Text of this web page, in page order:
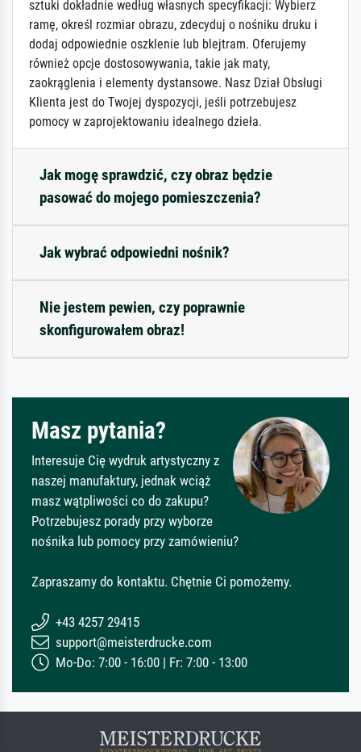
sztuki dokładnie według własnych specyfikacji: Wybierz
ramę, określ rozmiar obrazu, zdecyduj o nośniku druku i
dodaj odpowiednie oszklenie lub blejtram. Oferujemy
również opcje dostosowywania, takie jak maty,
zaokrąglenia i elementy dystansowe. Nasz Dział Obsługi
Klienta jest do Twojej dyspozycji, jeśli potrzebujesz
pomocy w zaprojektowaniu idealnego dzieła.
Jak mogę sprawdzić, czy obraz będzie
pasować do mojego pomieszczenia?
Jak wybrać odpowiedni nośnik?
Nie jestem pewien, czy poprawnie
skonfigurowałem obraz!
Masz pytania?
Interesuje Cię wydruk artystyczny z
naszej manufaktury, jednak wciąż
masz wątpliwości co do zakupu?
Potrzebujesz porady przy wyborze
nośnika lub pomocy przy zamówieniu?
Zapraszamy do kontaktu. Chętnie Ci pomożemy.
+43 4257 29415
support@meisterdrucke.com
Mo-Do: 7:00 - 16:00 | Fr: 7:00 - 13:00